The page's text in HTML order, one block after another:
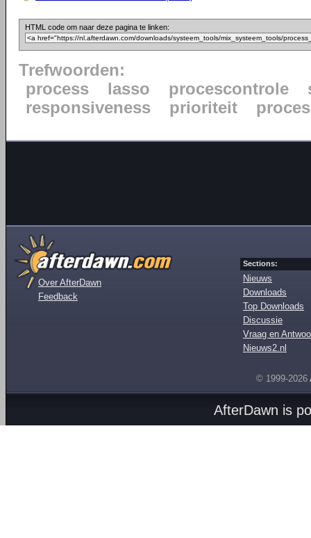
HTML code om naar deze pagina te linken:
Trefwoorden:
process
lasso procescontrole
responsiveness
prioriteit
Over AfterDawn
Feedback
Sections:
Nieuws
Downloads
Top Downloads
Discussie
Vraag en
Nieuws2.nl
© 1999-2026
AfterDawn is